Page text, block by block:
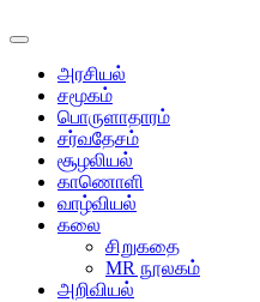
அரசியல்
சமூகம்
பொருளாதாரம்
சர்வதேசம்
சூழலியல்
காணொளி
வாழ்வியல்
கலை
சிறுகதை
MR நூலகம்
அறிவியல்